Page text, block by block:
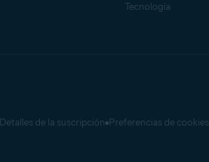
Tecnología
Detalles de la suscripción Preferencias de cookies